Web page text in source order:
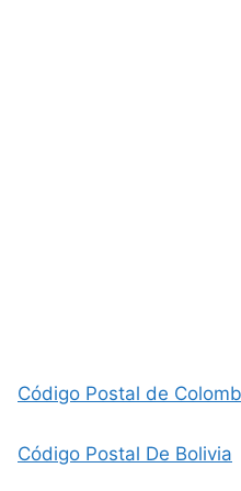
Código Postal de
Código Postal De Bolivia